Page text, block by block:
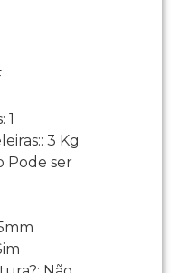
1
3 Kg
Pode ser